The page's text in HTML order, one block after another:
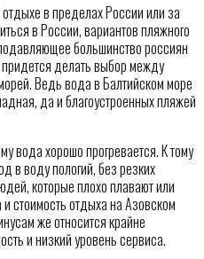
в пределах России или за
в России, вариантов пляжного
большинство россиян
делать выбор между
Ведь вода в Балтийском море
да и благоустроенных пляжей
вода хорошо прогревается. К тому
в воду пологий, без резких
которые плохо плавают или
стоимость отдыха на Азовском
же относится крайне
и низкий уровень сервиса.